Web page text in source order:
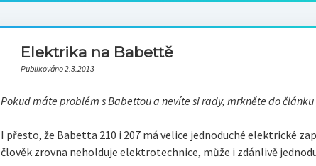
Elektrika na Babettě
Publikováno 2.3.2013
Pokud máte problém s Babettou a nevíte si rady, mrkněte do článku
I přesto, že Babetta 210 i 207 má velice jednoduché elektrické
člověk zrovna neholduje elektrotechnice, může i zdánlivě